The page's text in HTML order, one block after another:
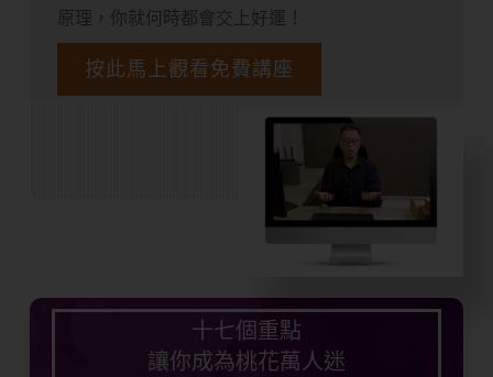
原理，你就何時都會交上好運！
按此馬上觀看免費講座
十七個重點
讓你成為桃花萬人迷